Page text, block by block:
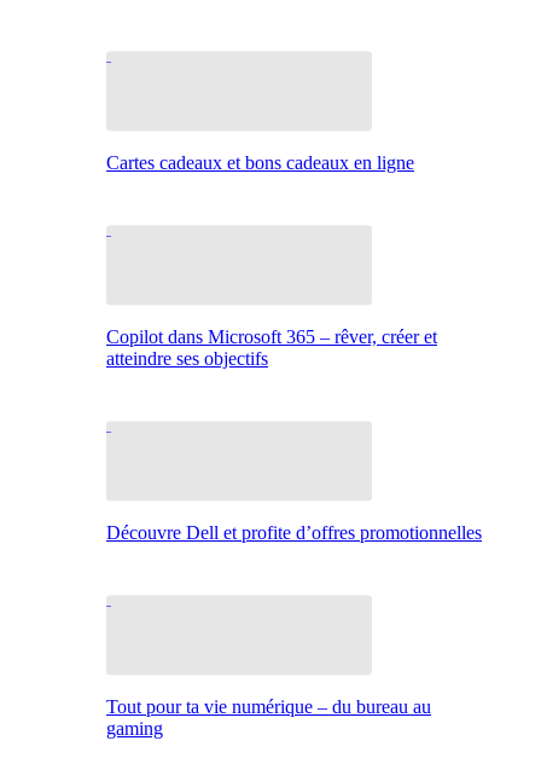
Cartes cadeaux et bons cadeaux en ligne
Copilot dans Microsoft 365 – rêver, créer et
atteindre ses objectifs
Découvre Dell et profite d’offres promotionnelles
Tout pour ta vie numérique – du bureau au
gaming